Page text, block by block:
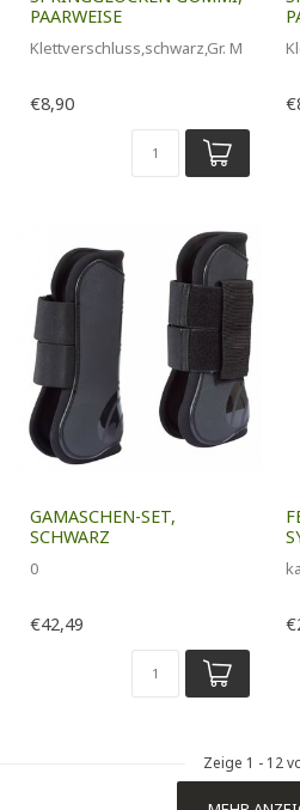
PAARWEISE
Klettverschluss,schwarz,Gr. M
€8,90
GAMASCHEN-SET,
SCHWARZ
0
€42,49
Zeige 1 - 12